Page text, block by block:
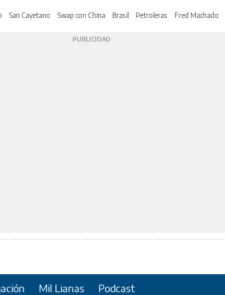
San Cayetano Swap con China Brasil Petroleras Fred Machado
Mil Lianas Podcast